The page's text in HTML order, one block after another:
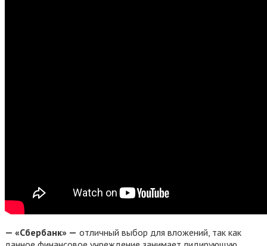
— «Сбербанк» — отличный выбор для вложений, так как